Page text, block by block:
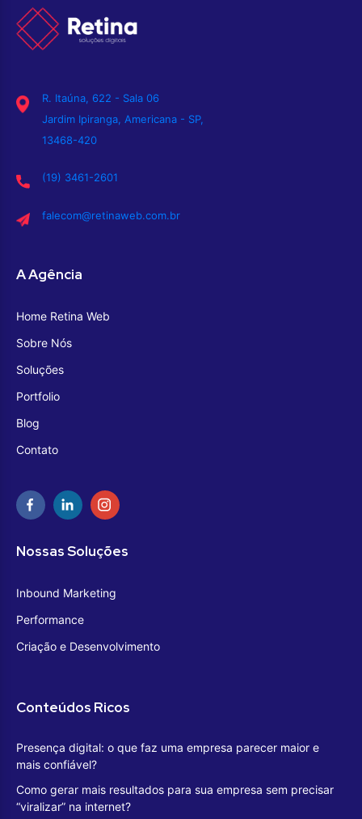
R. Itaúna, 622 - Sala 06
Jardim Ipiranga, Americana - SP,
13468-420
(19) 3461-2601
falecom@retinaweb.com.br
A Agência
Home Retina Web
Sobre Nós
Soluções
Portfolio
Blog
Contato
Nossas Soluções
Inbound Marketing
Performance
Criação e Desenvolvimento
Conteúdos Ricos
Presença digital: o que faz uma empresa parecer maior e
mais confiável?
Como gerar mais resultados para sua empresa sem precisar
“viralizar” na internet?